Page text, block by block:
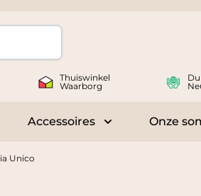
Thuiswinkel
Waarborg
submenu for Delicatessen
Accessoires
Toggle
Onze
Unico